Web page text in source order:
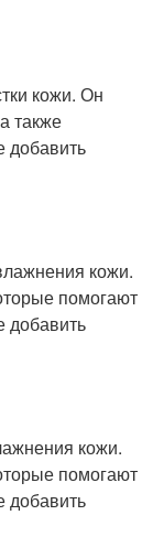
кожи. Он
также
добавить
кожи.
помогают
добавить
кожи.
помогают
добавить